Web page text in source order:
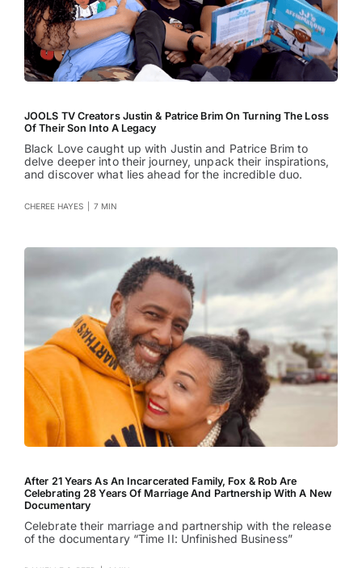
JOOLS TV Creators Justin & Patrice Brim On Turning The Loss
Of Their Son Into A Legacy
Black Love caught up with Justin and Patrice Brim to
delve deeper into their journey, unpack their inspirations,
and discover what lies ahead for the incredible duo.
CHEREE HAYES 7 MIN
After 21 Years As An Incarcerated Family, Fox & Rob Are
Celebrating 28 Years Of Marriage And Partnership With A New
Documentary
Celebrate their marriage and partnership with the release
of the documentary “Time II: Unfinished Business”